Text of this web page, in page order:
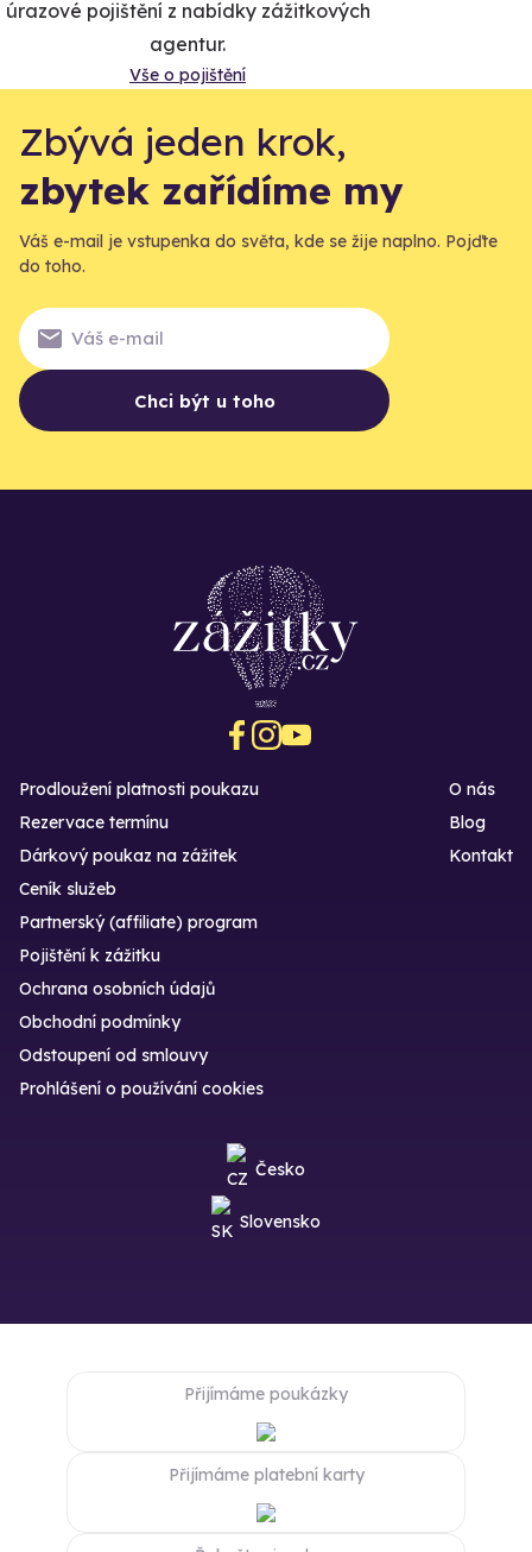
úrazové pojištění z nabídky zážitkových
agentur.
Vše o pojištění
Zbývá jeden krok,
zbytek zařídíme my
Váš e-mail je vstupenka do světa, kde se žije naplno. Pojďte
do toho.
Chci být u toho
Prodloužení platnosti poukazu
Rezervace termínu
Dárkový poukaz na zážitek
O nás
Blog
Kontakt
Ceník služeb
Partnerský (affiliate) program
Pojištění k zážitku
Ochrana osobních údajů
Obchodní podmínky
Odstoupení od smlouvy
Prohlášení o používání cookies
Česko
Slovensko
Přijímáme poukázky
Přijímáme platební karty